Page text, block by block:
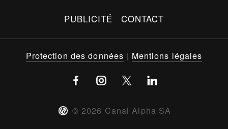
PUBLICITÉ CONTACT
© 2026 Canal Alpha SA
Protection des données | Mentions légales